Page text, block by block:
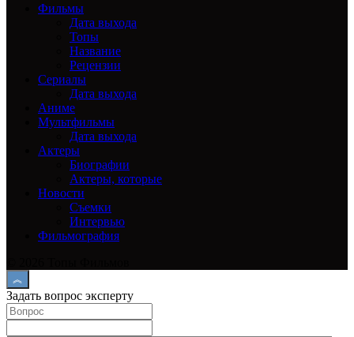
Фильмы
Дата выхода
Топы
Название
Рецензии
Сериалы
Дата выхода
Аниме
Мультфильмы
Дата выхода
Актеры
Биографии
Актеры, которые
Новости
Съемки
Интервью
Фильмография
Задать вопрос эксперту